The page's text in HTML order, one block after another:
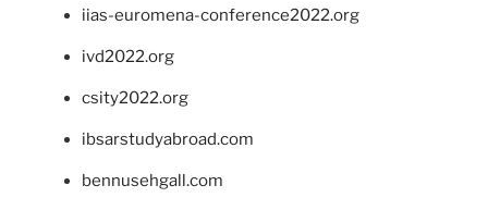
iias-euromena-conference2022.org
ivd2022.org
csity2022.org
ibsarstudyabroad.com
bennusehgall.com